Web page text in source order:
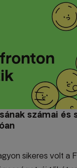
számai és
sikeres volt a